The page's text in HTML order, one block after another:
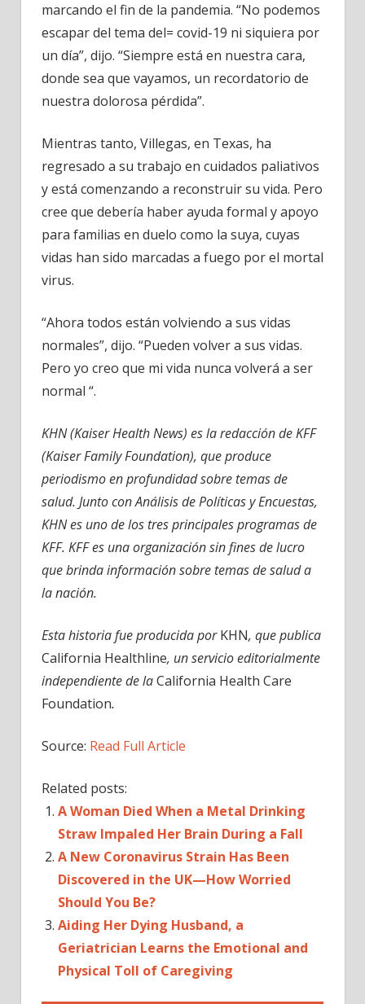
marcando el fin de la pandemia. “No podemos
escapar del tema del= covid-19 ni siquiera por
un día”, dijo. “Siempre está en nuestra cara,
donde sea que vayamos, un recordatorio de
nuestra dolorosa pérdida”.
Mientras tanto, Villegas, en Texas, ha
regresado a su trabajo en cuidados paliativos
y está comenzando a reconstruir su vida. Pero
cree que debería haber ayuda formal y apoyo
para familias en duelo como la suya, cuyas
vidas han sido marcadas a fuego por el mortal
virus.
“Ahora todos están volviendo a sus vidas
normales”, dijo. “Pueden volver a sus vidas.
Pero yo creo que mi vida nunca volverá a ser
normal “.
KHN (Kaiser Health News) es la redacción de KFF
(Kaiser Family Foundation), que produce
periodismo en profundidad sobre temas de
salud. Junto con Análisis de Políticas y Encuestas,
KHN es uno de los tres principales programas de
KFF. KFF es una organización sin fines de lucro
que brinda información sobre temas de salud a
la nación.
Esta historia fue producida porKHN, que publica
California Healthline, un servicio editorialmente
independiente de laCalifornia Health Care
Foundation.
Source: Read Full Article
Related posts:
A Woman Died When a Metal Drinking
Straw Impaled Her Brain During a Fall
A New Coronavirus Strain Has Been
Discovered in the UK—How Worried
Should You Be?
Aiding Her Dying Husband, a
Geriatrician Learns the Emotional and
Physical Toll of Caregiving